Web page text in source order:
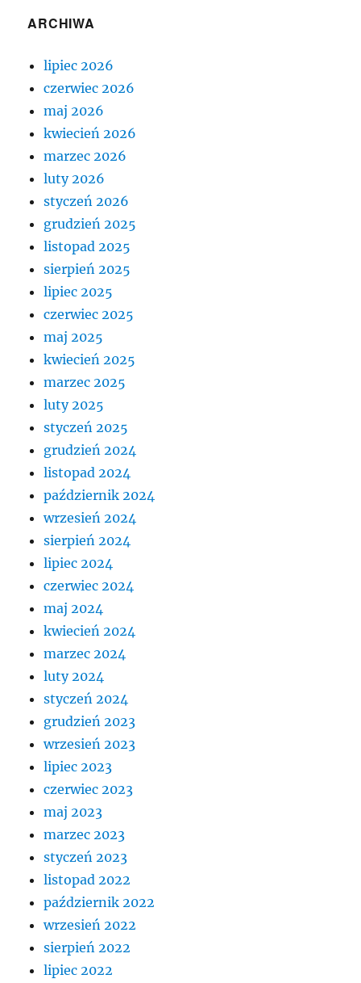
ARCHIWA
lipiec 2026
czerwiec 2026
maj 2026
kwiecień 2026
marzec 2026
luty 2026
styczeń 2026
grudzień 2025
listopad 2025
sierpień 2025
lipiec 2025
czerwiec 2025
maj 2025
kwiecień 2025
marzec 2025
luty 2025
styczeń 2025
grudzień 2024
listopad 2024
październik 2024
wrzesień 2024
sierpień 2024
lipiec 2024
czerwiec 2024
maj 2024
kwiecień 2024
marzec 2024
luty 2024
styczeń 2024
grudzień 2023
wrzesień 2023
lipiec 2023
czerwiec 2023
maj 2023
marzec 2023
styczeń 2023
listopad 2022
październik 2022
wrzesień 2022
sierpień 2022
lipiec 2022